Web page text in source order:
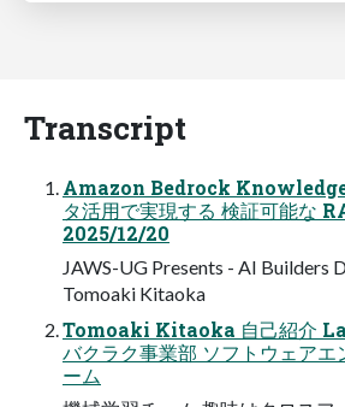
Transcript
Amazon Bedrock Knowledge
タ活用で実現する 検証可能な
2025/12/20
JAWS-UG Presents - AI Builders
Tomoaki Kitaoka
Tomoaki Kitaoka 自己紹介
バクラク事業部 ソフトウェア
ーム